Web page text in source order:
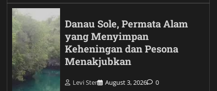
Danau Sole, Permata Alam
yang Menyimpan
Keheningan dan Pesona
Menakjubkan
Levi Ster August 3, 2026 0